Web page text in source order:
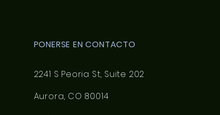
PONERSE EN CONTACTO
2241 S Peoria St, Suite 202
Aurora, CO 80014